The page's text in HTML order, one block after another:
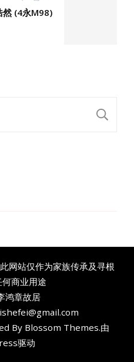
然 (4永M98)
此网站仅作为家族传承及寻根
商业用途
鸿章故居
By Blossom Themes.由
驱动